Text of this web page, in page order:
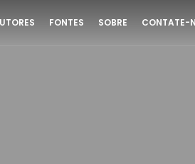
FONTES SOBRE CONTATE-